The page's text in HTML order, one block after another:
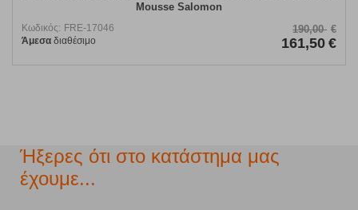
Mousse Salomon
Κωδικός: FRE-17046
Άμεσα διαθέσιμο
190,00 €
161,50 €
Ήξερες ότι στο κατάστημα μας
έχουμε...